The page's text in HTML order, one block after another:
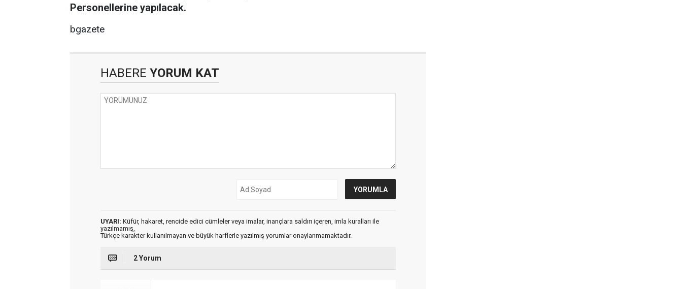
Personellerine yapılacak.
bgazete
HABERE YORUM KAT
UYARI: Küfür, hakaret, rencide edici cümleler veya imalar, inançlara saldırı içeren, imla kuralları ile
yazılmamış,
Türkçe karakter kullanılmayan ve büyük harflerle yazılmış yorumlar onaylanmamaktadır.
2 Yorum